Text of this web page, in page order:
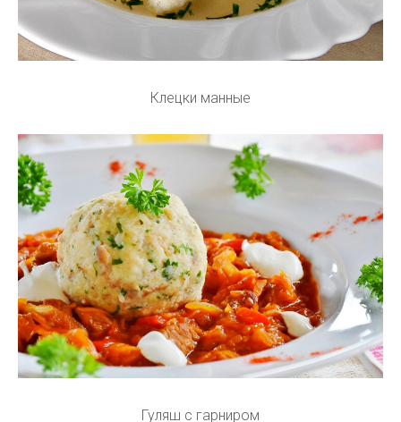
Клецки манные
Гуляш с гарниром